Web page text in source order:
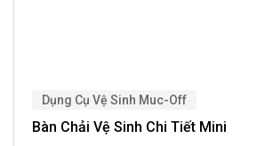
Dụng Cụ Vệ Sinh Muc-Off
Bàn Chải Vệ Sinh Chi Tiết Mini